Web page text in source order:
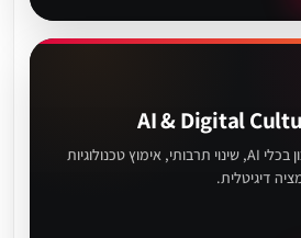
AI & Digital
סדנת עומק על שימוש נכון בכלי AI, שינוי תרבותי, אימוץ טכנולוגיות
דיגיטלית.